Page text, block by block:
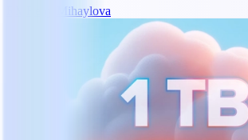
Reny Mihaylova